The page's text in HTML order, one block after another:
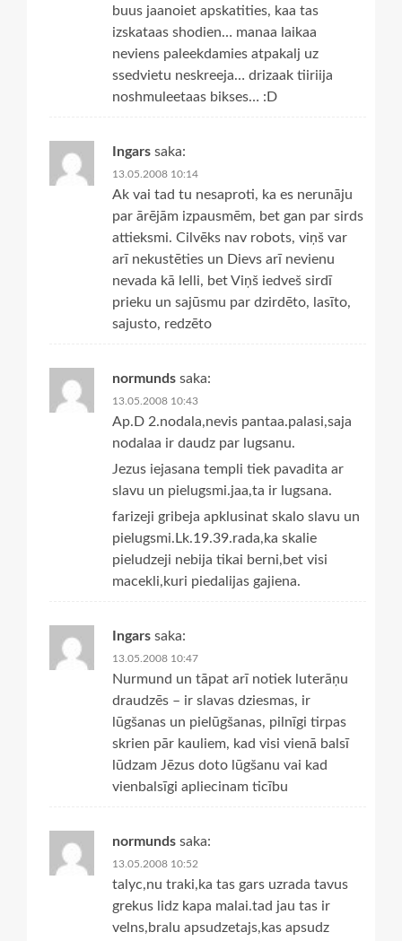
buus jaanoiet apskatities, kaa tas
izskataas shodien… manaa laikaa
neviens paleekdamies atpakalj uz
ssedvietu neskreeja… drizaak tiiriija
noshmuleetaas bikses… :D
Ingars saka:
13.05.2008 10:14
Ak vai tad tu nesaproti, ka es nerunāju
par ārējām izpausmēm, bet gan par sirds
attieksmi. Cilvēks nav robots, viņš var
arī nekustēties un Dievs arī nevienu
nevada kā lelli, bet Viņš iedveš sirdī
prieku un sajūsmu par dzirdēto, lasīto,
sajusto, redzēto
normunds saka:
13.05.2008 10:43
Ap.D 2.nodala,nevis pantaa.palasi,saja
nodalaa ir daudz par lugsanu.
Jezus iejasana templi tiek pavadita ar
slavu un pielugsmi.jaa,ta ir lugsana.
farizeji gribeja apklusinat skalo slavu un
pielugsmi.Lk.19.39.rada,ka skalie
pieludzeji nebija tikai berni,bet visi
macekli,kuri piedalijas gajiena.
Ingars saka:
13.05.2008 10:47
Nurmund un tāpat arī notiek luterāņu
draudzēs – ir slavas dziesmas, ir
lūgšanas un pielūgšanas, pilnīgi tirpas
skrien pār kauliem, kad visi vienā balsī
lūdzam Jēzus doto lūgšanu vai kad
vienbalsīgi apliecinam ticību
normunds saka:
13.05.2008 10:52
talyc,nu traki,ka tas gars uzrada tavus
grekus lidz kapa malai.tad jau tas ir
velns,bralu apsudzetajs,kas apsudz